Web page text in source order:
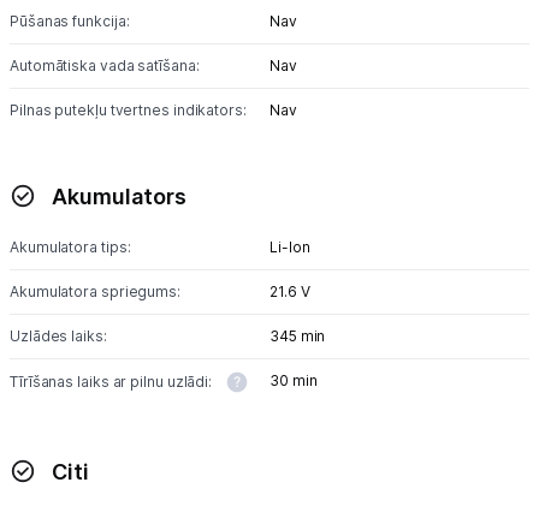
Pūšanas funkcija: Nav
Automātiska vada satīšana: Nav
Pilnas putekļu tvertnes indikators: Nav
Akumulators
Akumulatora tips: Li-lon
Akumulatora spriegums: 21.6 V
Uzlādes laiks: 345 min
Tīrīšanas laiks ar pilnu uzlādi: 30 min
Citi